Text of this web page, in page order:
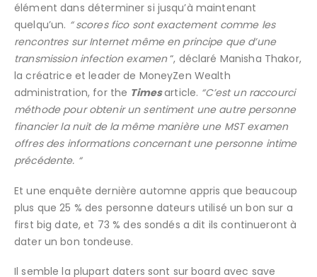
élément dans déterminer si jusqu’à maintenant
quelqu’un. “ scores fico sont exactement comme les
rencontres sur Internet même en principe que d’une
transmission infection examen“, déclaré Manisha Thakor,
la créatrice et leader de MoneyZen Wealth
administration, for the Timesarticle. “C’est un raccourci
méthode pour obtenir un sentiment une autre personne
financier la nuit de la même manière une MST examen
offres des informations concernant une personne intime
précédente. “
Et une enquête dernière automne appris que beaucoup
plus que 25 % des personne dateurs utilisé un bon sur a
first big date, et 73 % des sondés a dit ils continueront à
dater un bon tondeuse.
Il semble la plupart daters sont sur board avec save